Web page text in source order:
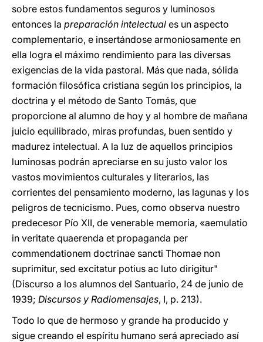
sobre estos fundamentos seguros y luminosos
entonces la preparación intelectual es un aspecto
complementario, e insertándose armoniosamente en
ella logra el máximo rendimiento para las diversas
exigencias de la vida pastoral. Más que nada, sólida
formación filosófica cristiana según los principios, la
doctrina y el método de Santo Tomás, que
proporcione al alumno de hoy y al hombre de mañana
juicio equilibrado, miras profundas, buen sentido y
madurez intelectual. A la luz de aquellos principios
luminosas podrán apreciarse en su justo valor los
vastos movimientos culturales y literarios, las
corrientes del pensamiento moderno, las lagunas y los
peligros de tecnicismo. Pues, como observa nuestro
predecesor Pío XII, de venerable memoria, «aemulatio
in veritate quaerenda et propaganda per
commendationem doctrinae sancti Thomae non
suprimitur, sed excitatur potius ac luto dirigitur"
(Discurso a los alumnos del Santuario, 24 de junio de
1939; Discursos y Radiomensajes, I, p. 213).
Todo lo que de hermoso y grande ha producido y
sigue creando el espíritu humano será apreciado así